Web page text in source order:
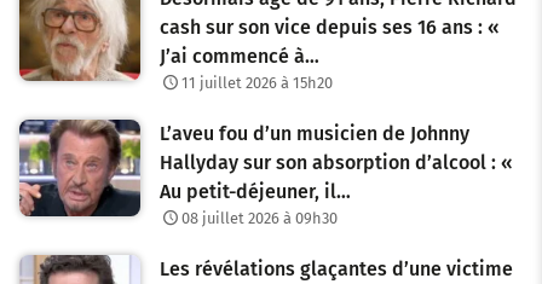
cash sur son vice depuis ses 16 ans : «
J’ai commencé à…
11 juillet 2026 à 15h20
L’aveu fou d’un musicien de Johnny
Hallyday sur son absorption d’alcool : «
Au petit-déjeuner, il…
08 juillet 2026 à 09h30
Les révélations glaçantes d’une victime